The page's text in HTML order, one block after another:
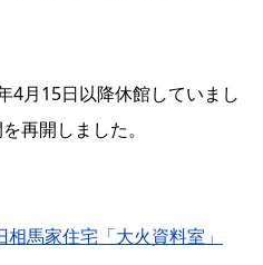
4月15日以降休館していまし
再開しました。
馬家住宅「大火資料室」